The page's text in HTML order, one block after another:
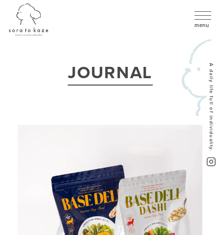
A daily life full of individuality.
JOURNAL